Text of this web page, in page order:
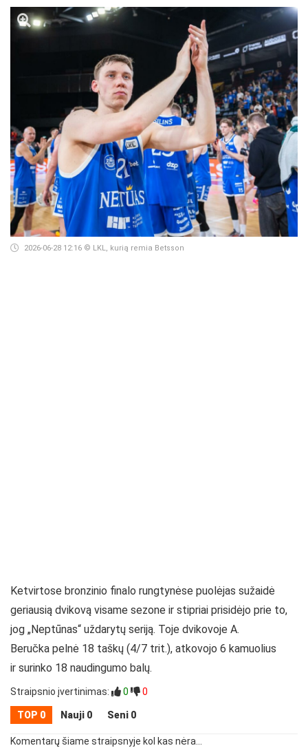
2026-06-28 12:16 © LKL, kurią remia Betsson
Ketvirtose bronzinio finalo rungtynėse puolėjas sužaidė
geriausią dvikovą visame sezone ir stipriai prisidėjo prie to,
jog „Neptūnas“ uždarytų seriją. Toje dvikovoje A.
Beručka pelnė 18 taškų (4/7 trit.), atkovojo 6 kamuolius
ir surinko 18 naudingumo balų.
Straipsnio įvertinimas: 0 0
TOP 0 Nauji 0 Seni 0
Komentarų šiame straipsnyje kol kas nėra...